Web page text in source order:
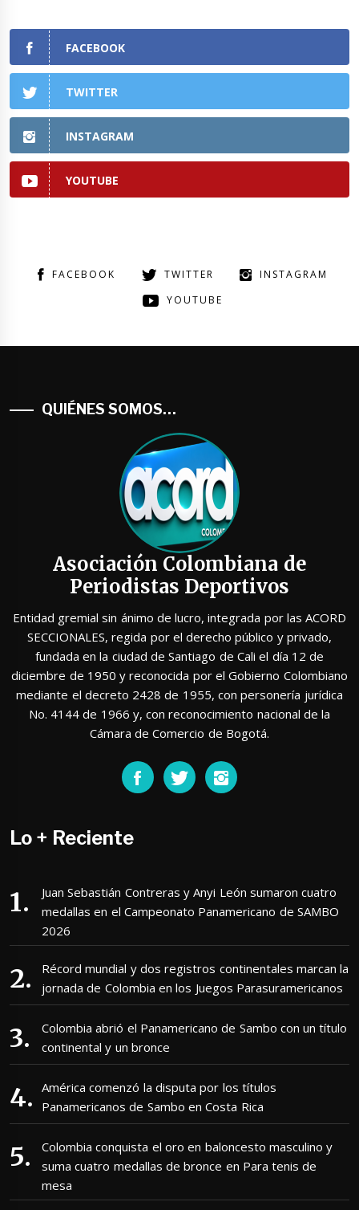
FACEBOOK
TWITTER
INSTAGRAM
YOUTUBE
FACEBOOK TWITTER
INSTAGRAM
YOUTUBE
QUIÉNES SOMOS…
Asociación Colombiana de
Periodistas Deportivos
Entidad gremial sin ánimo de lucro, integrada por las ACORD
SECCIONALES, regida por el derecho público y privado,
fundada en la ciudad de Santiago de Cali el día 12 de
diciembre de 1950 y reconocida por el Gobierno Colombiano
mediante el decreto 2428 de 1955, con personería jurídica
No. 4144 de 1966 y, con reconocimiento nacional de la
Cámara de Comercio de Bogotá.
Lo + Reciente
Juan Sebastián Contreras y Anyi León sumaron cuatro
medallas en el Campeonato Panamericano de SAMBO
2026
Récord mundial y dos registros continentales marcan la
jornada de Colombia en los Juegos Parasuramericanos
Colombia abrió el Panamericano de Sambo con un título
continental y un bronce
América comenzó la disputa por los títulos
Panamericanos de Sambo en Costa Rica
Colombia conquista el oro en baloncesto masculino y
suma cuatro medallas de bronce en Para tenis de
mesa